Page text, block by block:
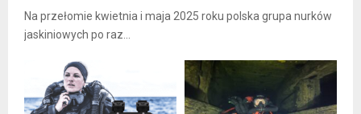
Na przełomie kwietnia i maja 2025 roku polska grupa nurków
jaskiniowych po raz...